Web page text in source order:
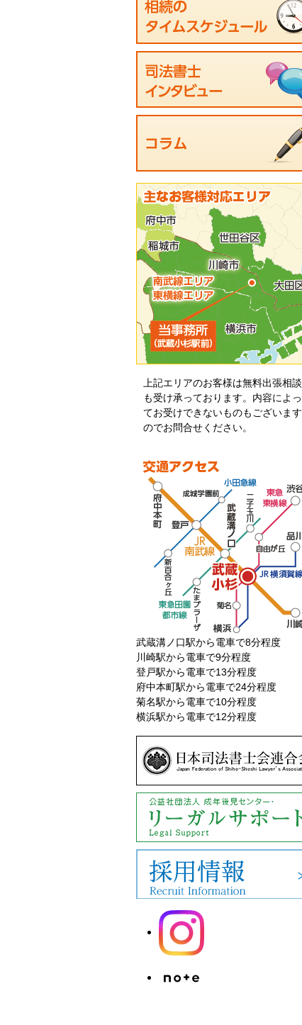
上記エリアのお客様は無料出張相談
も受け承っております。内容によっ
てお受けできないものもございます
のでお問合せください。
武蔵溝ノ口駅から電車で8分程度
川崎駅から電車で9分程度
登戸駅から電車で13分程度
府中本町駅から電車で24分程度
菊名駅から電車で10分程度
横浜駅から電車で12分程度